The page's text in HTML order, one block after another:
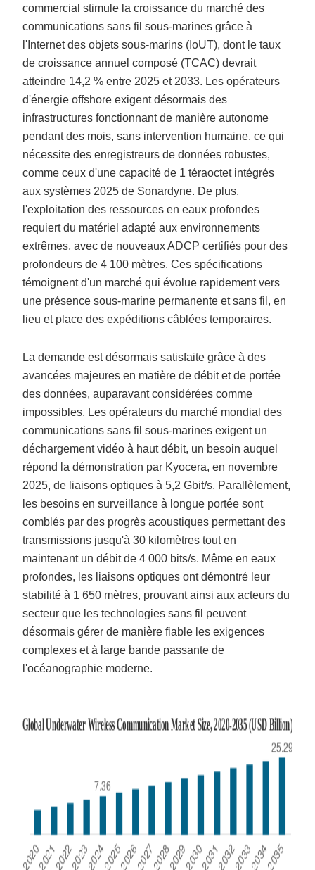
commercial stimule la croissance du marché des
communications sans fil sous-marines grâce à
l'Internet des objets sous-marins (IoUT), dont le taux
de croissance annuel composé (TCAC) devrait
atteindre 14,2 % entre 2025 et 2033. Les opérateurs
d'énergie offshore exigent désormais des
infrastructures fonctionnant de manière autonome
pendant des mois, sans intervention humaine, ce qui
nécessite des enregistreurs de données robustes,
comme ceux d'une capacité de 1 téraoctet intégrés
aux systèmes 2025 de Sonardyne. De plus,
l'exploitation des ressources en eaux profondes
requiert du matériel adapté aux environnements
extrêmes, avec de nouveaux ADCP certifiés pour des
profondeurs de 4 100 mètres. Ces spécifications
témoignent d'un marché qui évolue rapidement vers
une présence sous-marine permanente et sans fil, en
lieu et place des expéditions câblées temporaires.
La demande est désormais satisfaite grâce à des
avancées majeures en matière de débit et de portée
des données, auparavant considérées comme
impossibles. Les opérateurs du marché mondial des
communications sans fil sous-marines exigent un
déchargement vidéo à haut débit, un besoin auquel
répond la démonstration par Kyocera, en novembre
2025, de liaisons optiques à 5,2 Gbit/s. Parallèlement,
les besoins en surveillance à longue portée sont
comblés par des progrès acoustiques permettant des
transmissions jusqu'à 30 kilomètres tout en
maintenant un débit de 4 000 bits/s. Même en eaux
profondes, les liaisons optiques ont démontré leur
stabilité à 1 650 mètres, prouvant ainsi aux acteurs du
secteur que les technologies sans fil peuvent
désormais gérer de manière fiable les exigences
complexes et à large bande passante de
l'océanographie moderne.